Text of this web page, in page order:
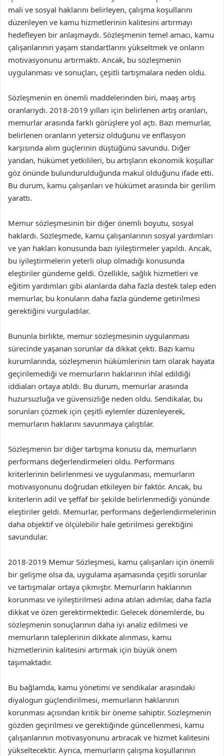
mali ve sosyal haklarını belirleyen, çalışma koşullarını
düzenleyen ve kamu hizmetlerinin kalitesini artırmayı
hedefleyen bir anlaşmaydı. Sözleşmenin temel amacı, kamu
çalışanlarının yaşam standartlarını yükseltmek ve onların
motivasyonunu artırmaktı. Ancak, bu sözleşmenin
uygulanması ve sonuçları, çeşitli tartışmalara neden oldu.
Sözleşmenin en önemli maddelerinden biri, maaş artış
oranlarıydı. 2018-2019 yılları için belirlenen artış oranları,
memurlar arasında farklı görüşlere yol açtı. Bazı memurlar,
belirlenen oranların yetersiz olduğunu ve enflasyon
karşısında alım güçlerinin düştüğünü savundu. Diğer
yandan, hükümet yetkilileri, bu artışların ekonomik koşullar
göz önünde bulundurulduğunda makul olduğunu ifade etti.
Bu durum, kamu çalışanları ve hükümet arasında bir gerilim
yarattı.
Memur sözleşmesinin bir diğer önemli boyutu, sosyal
haklardı. Sözleşmede, kamu çalışanlarının sosyal yardımları
ve yan hakları konusunda bazı iyileştirmeler yapıldı. Ancak,
bu iyileştirmelerin yeterli olup olmadığı konusunda
eleştiriler gündeme geldi. Özellikle, sağlık hizmetleri ve
eğitim yardımları gibi alanlarda daha fazla destek talep eden
memurlar, bu konuların daha fazla gündeme getirilmesi
gerektiğini vurguladılar.
Bununla birlikte, memur sözleşmesinin uygulanması
sürecinde yaşanan sorunlar da dikkat çekti. Bazı kamu
kurumlarında, sözleşmenin hükümlerinin tam olarak hayata
geçirilemediği ve memurların haklarının ihlal edildiği
iddiaları ortaya atıldı. Bu durum, memurlar arasında
huzursuzluğa ve güvensizliğe neden oldu. Sendikalar, bu
sorunları çözmek için çeşitli eylemler düzenleyerek,
memurların haklarını savunmaya çalıştılar.
Sözleşmenin bir diğer tartışma konusu da, memurların
performans değerlendirmeleri oldu. Performans
kriterlerinin belirlenmesi ve uygulanması, memurların
motivasyonunu doğrudan etkileyen bir faktör. Ancak, bu
kriterlerin adil ve şeffaf bir şekilde belirlenmediği yönünde
eleştiriler geldi. Memurlar, performans değerlendirmelerinin
daha objektif ve ölçülebilir hale getirilmesi gerektiğini
savundular.
2018-2019 Memur Sözleşmesi, kamu çalışanları için önemli
bir gelişme olsa da, uygulama aşamasında çeşitli sorunlar
ve tartışmalar ortaya çıkmıştır. Memurların haklarının
korunması ve iyileştirilmesi adına atılan adımlar, daha fazla
dikkat ve özen gerektirmektedir. Gelecek dönemlerde, bu
sözleşmenin sonuçlarının daha iyi analiz edilmesi ve
memurların taleplerinin dikkate alınması, kamu
hizmetlerinin kalitesini artırmak için büyük önem
taşımaktadır.
Bu bağlamda, kamu yönetimi ve sendikalar arasındaki
diyalogun güçlendirilmesi, memurların haklarının
korunması açısından kritik bir öneme sahiptir. Sözleşmenin
gözden geçirilmesi ve gerektiğinde güncellenmesi, kamu
çalışanlarının motivasyonunu artıracak ve hizmet kalitesini
yükseltecektir. Ayrıca, memurların çalışma koşullarının